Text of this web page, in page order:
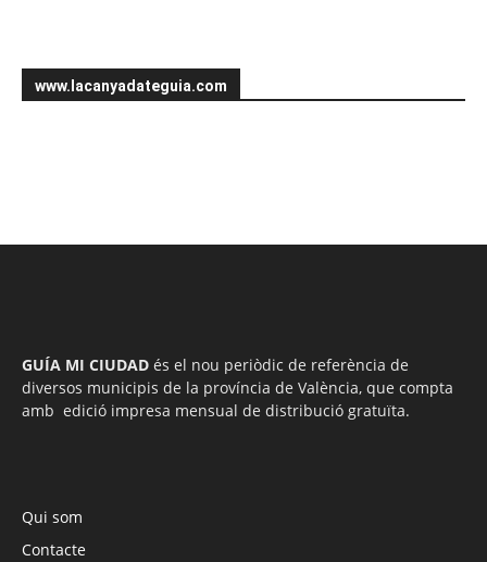
www.lacanyadateguia.com
GUÍA MI CIUDAD és el nou periòdic de referència de
diversos municipis de la província de València, que compta
amb edició impresa mensual de distribució gratuïta.
Qui som
Contacte